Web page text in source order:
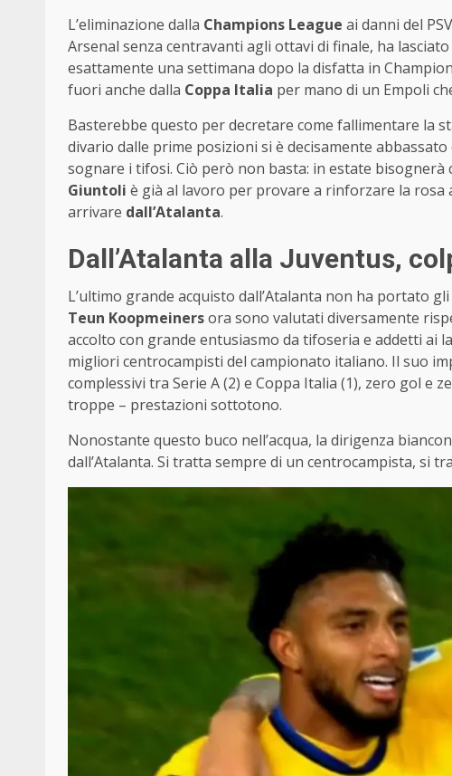
L’eliminazione dalla Champions League ai danni del
Arsenal senza centravanti agli ottavi di finale, ha
esattamente una settimana dopo la disfatta in
fuori anche dalla Coppa Italia per mano di un Empoli
Basterebbe questo per decretare come fallimentare la
divario dalle prime posizioni si è decisamente
sognare i tifosi. Ciò però non basta: in estate
Giuntoli è già al lavoro per provare a rinforzare la
arrivare dall’Atalanta.
Dall’Atalanta alla Juventus,
L’ultimo grande acquisto dall’Atalanta non ha portato
Teun Koopmeinersora sono valutati diversamente
accolto con grande entusiasmo da tifoseria e addetti ai
migliori centrocampisti del campionato italiano. Il suo
complessivi tra Serie A (2) e Coppa Italia (1), zero gol e
troppe – prestazioni sottotono.
Nonostante questo buco nell’acqua, la dirigenza
dall’Atalanta. Si tratta sempre di un centrocampista, si